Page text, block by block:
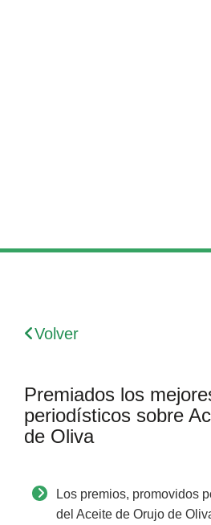
Volver
Premiados los
periodísticos sobre
de Oliva
Los premios, promovidos
del Aceite de Orujo de